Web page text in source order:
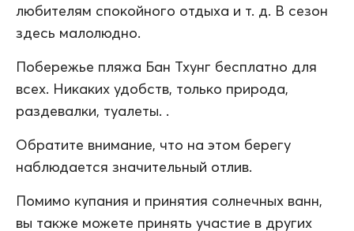
любителям спокойного отдыха и т. д. В сезон
здесь малолюдно.
Побережье пляжа Бан Тхунг бесплатно для
всех. Никаких удобств, только природа,
раздевалки, туалеты. .
Обратите внимание, что на этом берегу
наблюдается значительный отлив.
Помимо купания и принятия солнечных ванн,
вы также можете принять участие в других